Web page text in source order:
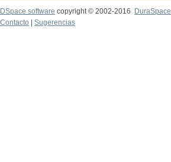
DSpace software copyright © 2002-2016
DuraSpace
Contacto
Sugerencias